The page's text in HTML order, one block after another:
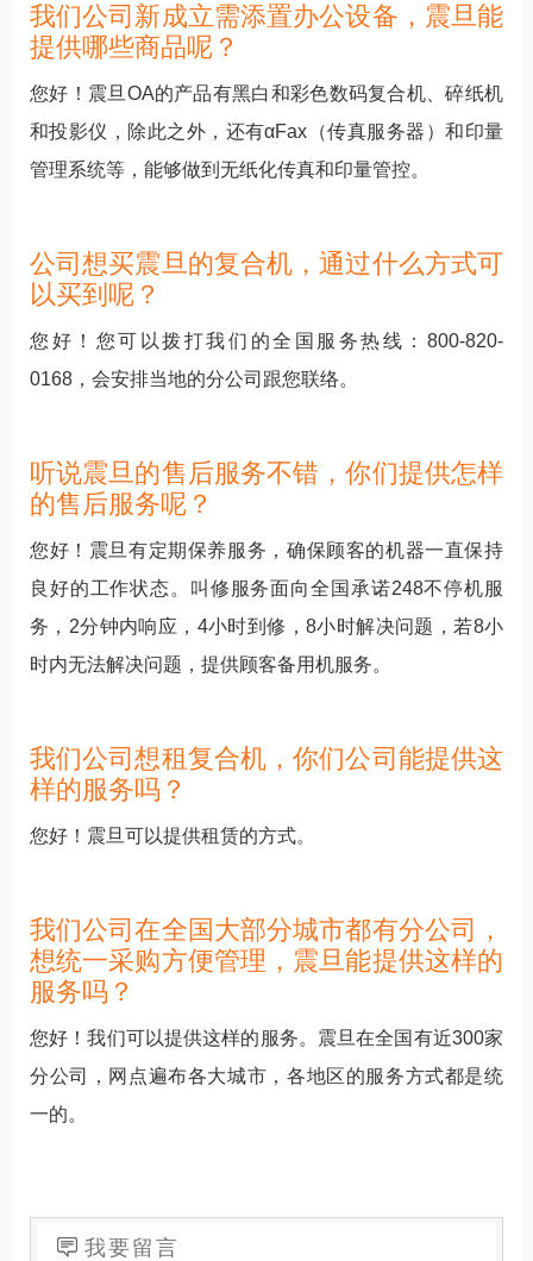
我们公司新成立需添置办公设备，震旦能
提供哪些商品呢？
您好！震旦OA的产品有黑白和彩色数码复合机、碎纸机
和投影仪，除此之外，还有αFax（传真服务器）和印量
管理系统等，能够做到无纸化传真和印量管控。
公司想买震旦的复合机，通过什么方式可
以买到呢？
您好！您可以拨打我们的全国服务热线：800-820-
0168，会安排当地的分公司跟您联络。
听说震旦的售后服务不错，你们提供怎样
的售后服务呢？
您好！震旦有定期保养服务，确保顾客的机器一直保持
良好的工作状态。叫修服务面向全国承诺248不停机服
务，2分钟内响应，4小时到修，8小时解决问题，若8小
时内无法解决问题，提供顾客备用机服务。
我们公司想租复合机，你们公司能提供这
样的服务吗？
您好！震旦可以提供租赁的方式。
我们公司在全国大部分城市都有分公司，
想统一采购方便管理，震旦能提供这样的
服务吗？
您好！我们可以提供这样的服务。震旦在全国有近300家
分公司，网点遍布各大城市，各地区的服务方式都是统
一的。
我要留言